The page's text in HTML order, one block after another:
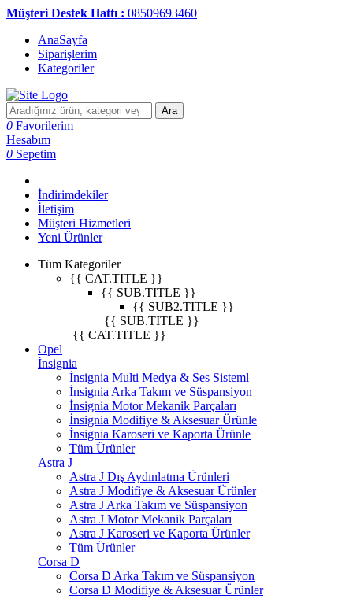
Müşteri Destek Hattı : 08509693460
AnaSayfa
Siparişlerim
Kategoriler
Ara
0 Favorilerim
Hesabım
0 Sepetim
İndirimdekiler
İletişim
Müşteri Hizmetleri
Yeni Ürünler
Tüm Kategoriler
{{ CAT.TITLE }}
{{ SUB.TITLE }}
{{ SUB2.TITLE }}
{{ SUB.TITLE }}
{{ CAT.TITLE }}
Opel
İnsignia
İnsignia Multi Medya & Ses Sisteml
İnsignia Arka Takım ve Süspansiyon
İnsignia Motor Mekanik Parçaları
İnsignia Modifiye & Aksesuar Ürünle
İnsignia Karoseri ve Kaporta Ürünle
Tüm Ürünler
Astra J
Astra J Dış Aydınlatma Ürünleri
Astra J Modifiye & Aksesuar Ürünler
Astra J Arka Takım ve Süspansiyon
Astra J Motor Mekanik Parçaları
Astra J Karoseri ve Kaporta Ürünler
Tüm Ürünler
Corsa D
Corsa D Arka Takım ve Süspansiyon
Corsa D Modifiye & Aksesuar Ürünler